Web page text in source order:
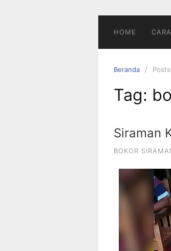
HOME
Beranda
Tag:
Siraman
BOKOR